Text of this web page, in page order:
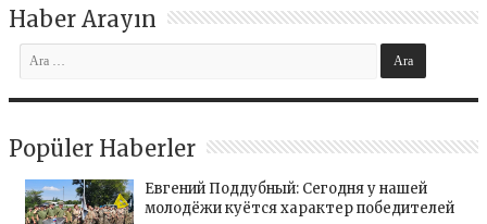
Haber Arayın
Popüler Haberler
Евгений Поддубный: Сегодня у нашей
молодёжи куётся характер победителей